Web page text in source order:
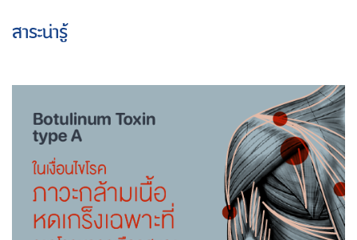
สาระน่ารู้